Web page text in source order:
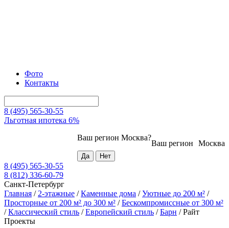
Фото
Контакты
8 (495) 565-30-55
Льготная ипотека 6%
Москва
Ваш регион
Ваш регион Москва?
8 (495) 565-30-55
8 (812) 336-60-79
Санкт-Петербург
Главная / 2-этажные /Каменные дома /Уютные до 200 м² /
Просторные от 200 м² до 300 м² /Бескомпромиссные от 300 м²
/Классический стиль /Европейский стиль /Барн /Райт
Проекты